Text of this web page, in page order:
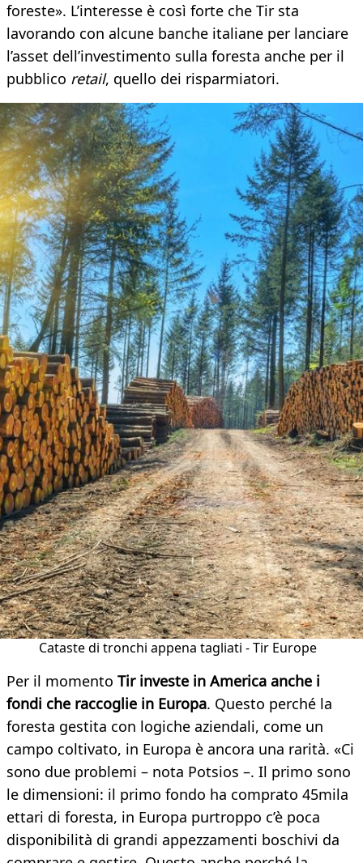
foreste». L’interesse è così forte che Tir sta
lavorando con alcune banche italiane per lanciare
l’asset dell’investimento sulla foresta anche per il
pubblico retail, quello dei risparmiatori.
Cataste di tronchi appena tagliati - Tir Europe
Per il momento Tir investe in America anche i
fondi che raccoglie in Europa. Questo perché la
foresta gestita con logiche aziendali, come un
campo coltivato, in Europa è ancora una rarità. «Ci
sono due problemi – nota Potsios –. Il primo sono
le dimensioni: il primo fondo ha comprato 45mila
ettari di foresta, in Europa purtroppo c’è poca
disponibilità di grandi appezzamenti boschivi da